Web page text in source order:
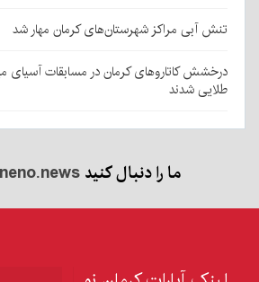
تنش آبی مراکز شهرستان‌های کرمان مهار شد
درخشش کاتاروهای کرمان در مسابقات آسیای
طلایی شدند
ما را دنبال کنید